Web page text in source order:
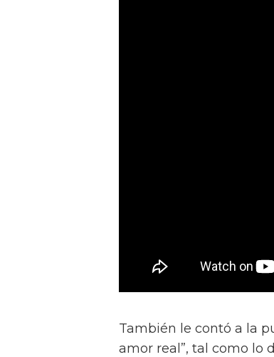
También le contó a la
amor real”, tal como lo